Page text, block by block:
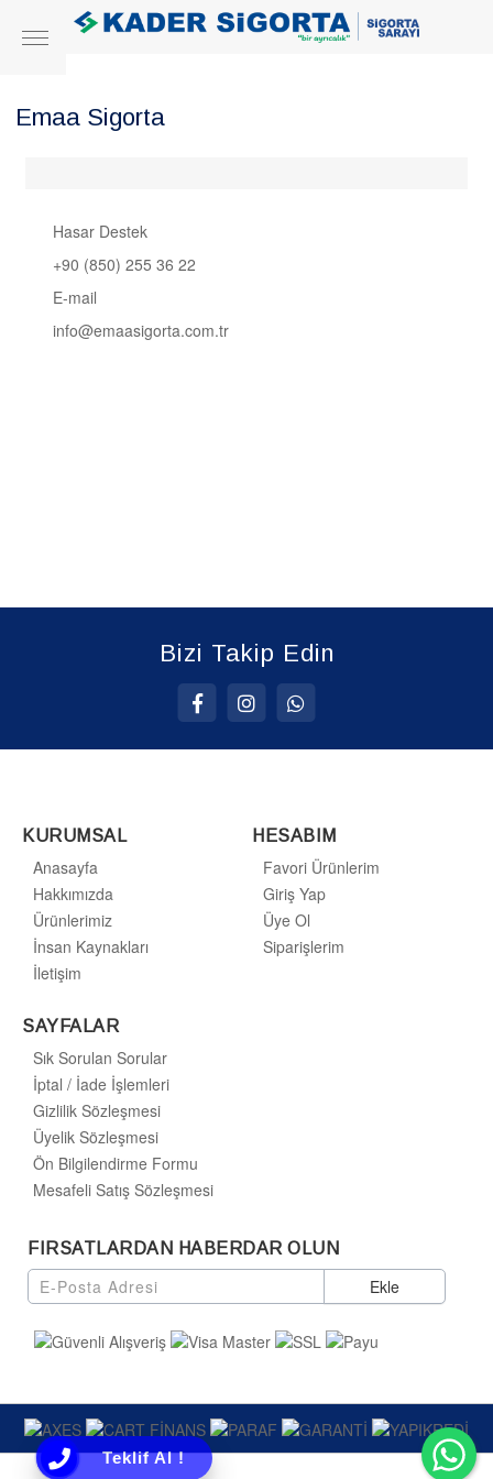
Emaa Sigorta
Hasar Destek
+90 (850) 255 36 22
E-mail
info@emaasigorta.com.tr
Bizi Takip Edin
KURUMSAL
Anasayfa
Hakkımızda
Ürünlerimiz
İnsan Kaynakları
İletişim
HESABIM
Favori Ürünlerim
Giriş Yap
Üye Ol
Siparişlerim
SAYFALAR
Sık Sorulan Sorular
İptal / İade İşlemleri
Gizlilik Sözleşmesi
Üyelik Sözleşmesi
Ön Bilgilendirme Formu
Mesafeli Satış Sözleşmesi
FIRSATLARDAN HABERDAR OLUN
Ekle
Teklif Al !